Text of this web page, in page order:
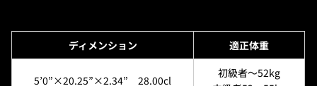
ディメンション 適正体重
5’0”×20.25”×2.34” 28.00cl
初級者〜52kg